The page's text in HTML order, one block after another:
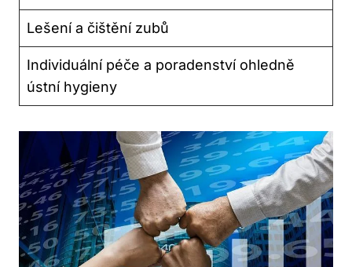
Lešení a čištění zubů
Individuální péče a poradenství ohledně
ústní hygieny